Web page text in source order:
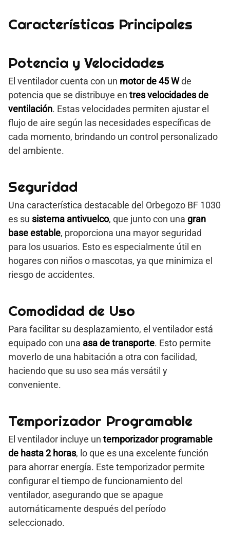
Características Principales
Potencia y Velocidades
El ventilador cuenta con un motor de 45 Wde
potencia que se distribuye en tres velocidades de
ventilación. Estas velocidades permiten ajustar el
flujo de aire según las necesidades específicas de
cada momento, brindando un control personalizado
del ambiente.
Seguridad
Una característica destacable del Orbegozo BF 1030
es su sistema antivuelco, que junto con una gran
base estable, proporciona una mayor seguridad
para los usuarios. Esto es especialmente útil en
hogares con niños o mascotas, ya que minimiza el
riesgo de accidentes.
Comodidad de Uso
Para facilitar su desplazamiento, el ventilador está
equipado con una asa de transporte. Esto permite
moverlo de una habitación a otra con facilidad,
haciendo que su uso sea más versátil y
conveniente.
Temporizador Programable
El ventilador incluye un temporizador programable
de hasta 2 horas, lo que es una excelente función
para ahorrar energía. Este temporizador permite
configurar el tiempo de funcionamiento del
ventilador, asegurando que se apague
automáticamente después del período
seleccionado.